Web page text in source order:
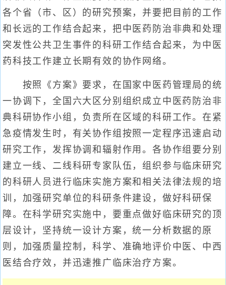
各个省（市、区）的研究预案，并要把目前的工作
和长远的工作结合起来，把中医药防治非典和处理
突发性公共卫生事件的科研工作结合起来，为中医
药科技工作建立长期有效的协作网络。
按照《方案》要求，在国家中医药管理局的统
一协调下，全国六大区分别组织成立中医药防治非
典科研协作小组，负责所在区域的科研工作。在紧
急疫情发生时，有关协作组按照一定程序迅速启动
研究工作，发挥协调和辐射作用。各协作组要分别
建立一线、二线科研专家队伍，组织参与临床研究
的科研人员进行临床实施方案和相关法律法规的培
训，加强研究单位的科研条件建设，做好科研保
障。在科学研究实施中，要重点做好临床研究的顶
层设计，坚持统一设计方案，统一分析数据的原
则，加强质量控制，科学、准确地评价中医、中西
医结合疗效，并迅速推广临床治疗方案。